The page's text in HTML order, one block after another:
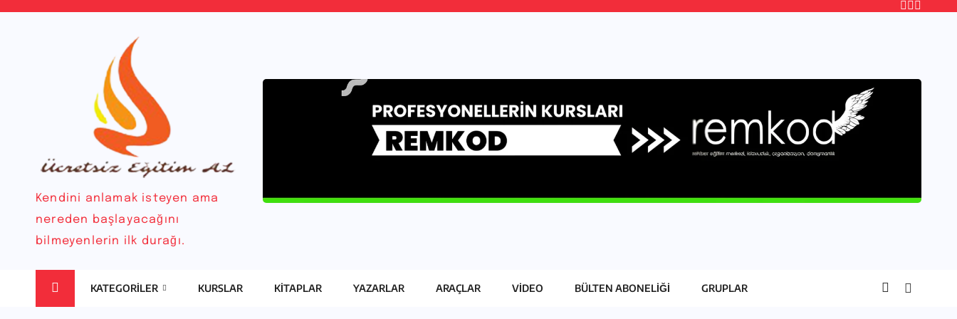
Kendini anlamak isteyen ama
nereden başlayacağını
bilmeyenlerin ilk durağı.
KATEGORILER KURSLAR KITAPLAR YAZARLAR ARAÇLAR VIDEO BÜLTEN ABONELIĞI GRUPLAR